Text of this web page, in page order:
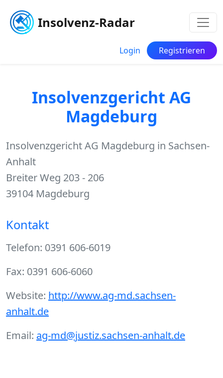
Insolvenz-Radar
Login Registrieren
Insolvenzgericht AG
Magdeburg
Insolvenzgericht AG Magdeburg in Sachsen-
Anhalt
Breiter Weg 203 - 206
39104 Magdeburg
Kontakt
Telefon: 0391 606-6019
Fax: 0391 606-6060
Website: http://www.ag-md.sachsen-
anhalt.de
Email: ag-md@justiz.sachsen-anhalt.de